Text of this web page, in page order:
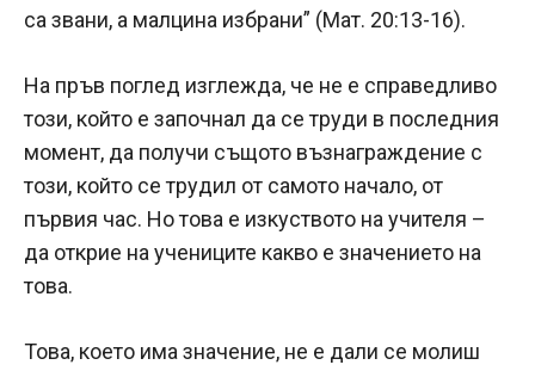
са звани, а малцина избрани” (Мат. 20:13-16).
На пръв поглед изглежда, че не е справедливо
този, който е започнал да се труди в последния
момент, да получи същото възнаграждение с
този, който се трудил от самото начало, от
първия час. Но това е изкуството на учителя –
да открие на учениците какво е значението на
това.
Това, което има значение, не е дали се молиш